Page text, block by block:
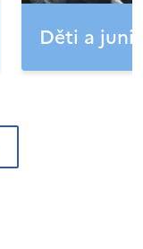
Děti a